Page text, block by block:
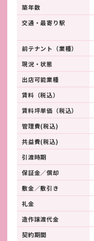
築年数
交通・最寄り駅
前テナント（業種）
現況・状態
出店可能業種
賃料（税込）
賃料坪単価（税込）
管理費(税込)
共益費(税込)
引渡時期
保証金／償却
敷金／敷引き
礼金
造作譲渡代金
契約期間